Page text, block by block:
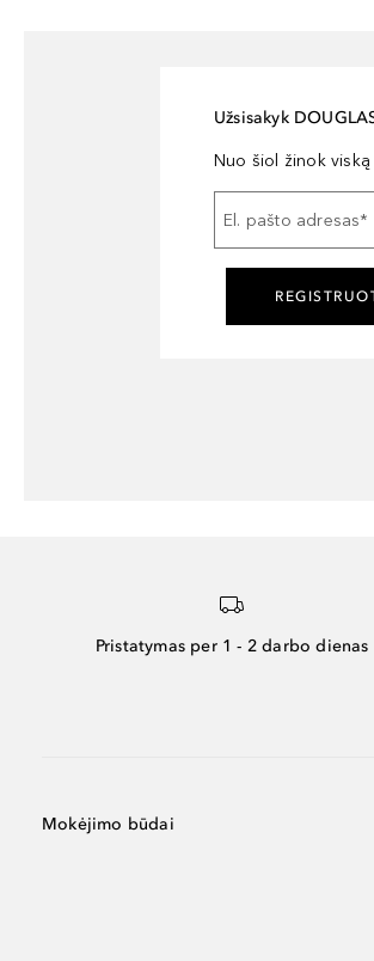
Užsisakyk
Nuo šiol žinok
El. pašto adresas*
Pristatymas per 1 - 2 darbo dienas
Mokėjimo būdai